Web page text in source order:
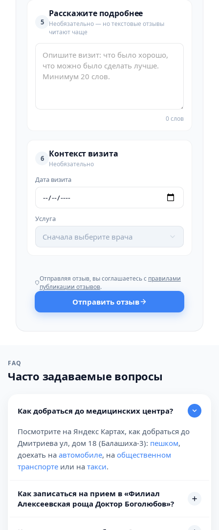
5
Расскажите подробнее
Необязательно — но текстовые отзывы
читают чаще
0 слов
6 Контекст визита
Необязательно
Дата визита
Услуга
Сначала выберите врача
Отправляя отзыв, вы соглашаетесь с правилами
публикации отзывов.
Отправить отзыв
FAQ
Часто задаваемые вопросы
Как добраться до медицинских центра?
Посмотрите на Яндекс Картах, как добраться до
Дмитриева ул, дом 18 (Балашиха-3): пешком,
доехать на автомобиле, на общественном
транспорте или на такси.
Как записаться на прием в «Филиал
Алексеевская роща Доктор Боголюбов»?